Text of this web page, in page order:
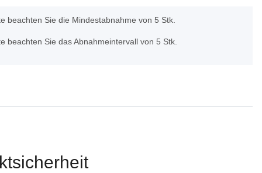
beachten Sie die Mindestabnahme von 5 Stk.
beachten Sie das Abnahmeintervall von 5 Stk.